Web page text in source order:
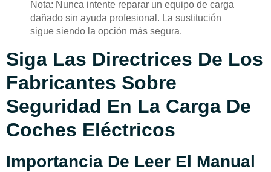
Nota: Nunca intente reparar un equipo de carga
dañado sin ayuda profesional. La sustitución
sigue siendo la opción más segura.
Siga Las Directrices De Los
Fabricantes Sobre
Seguridad En La Carga De
Coches Eléctricos
Importancia De Leer El Manual